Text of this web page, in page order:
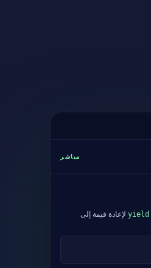
مباشر
yieldلإعادة قيمة إلى